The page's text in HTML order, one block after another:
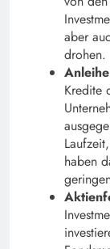
aber
drohen.
Kredite
haben